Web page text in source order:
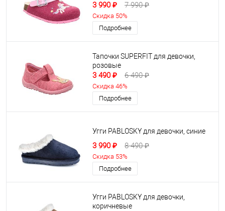
3 990 ₽ 7 990 ₽
Скидка 50%
Подробнее
Тапочки SUPERFIT для девочки,
розовые
3 490 ₽ 6 490 ₽
Скидка 46%
Подробнее
Угги PABLOSKY для девочки, синие
3 990 ₽ 8 490 ₽
Скидка 53%
Подробнее
Угги PABLOSKY для девочки,
коричневые